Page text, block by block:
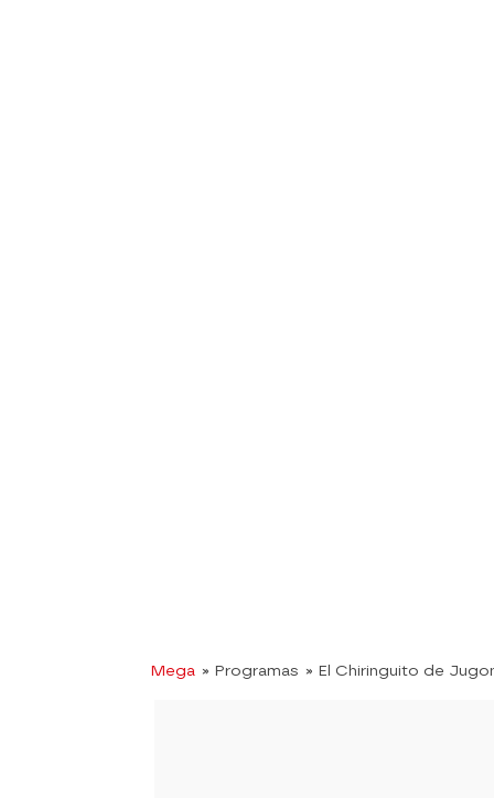
Mega » Programas » El Chiringuito de